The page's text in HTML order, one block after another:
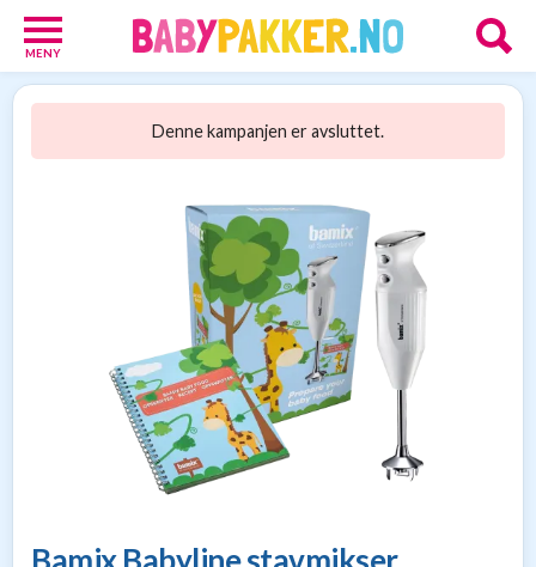
MENY
Denne kampanjen er avsluttet.
Babypakker
Nettbutikker
til